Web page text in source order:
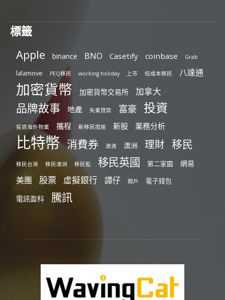
標籤
Apple binance BNO Casetify coinbase Grab
lalamove PEQ移民 working holiday 上市 低成本移民 八達通
加密貨幣 加密貨幣交易所 加拿大
品牌故事 地產 失業貸款 富豪 投資
投資海外物業 攜程 新移民措施 新股 業務分析
比特幣 消費券 滴滴 澳洲 理財 移民
移民台灣 移民澳洲 移民監 移民英國 第二家園 網易
美團 股票 虛擬銀行 譚仔 開戶 電子錢包
電訊盈科 騰訊